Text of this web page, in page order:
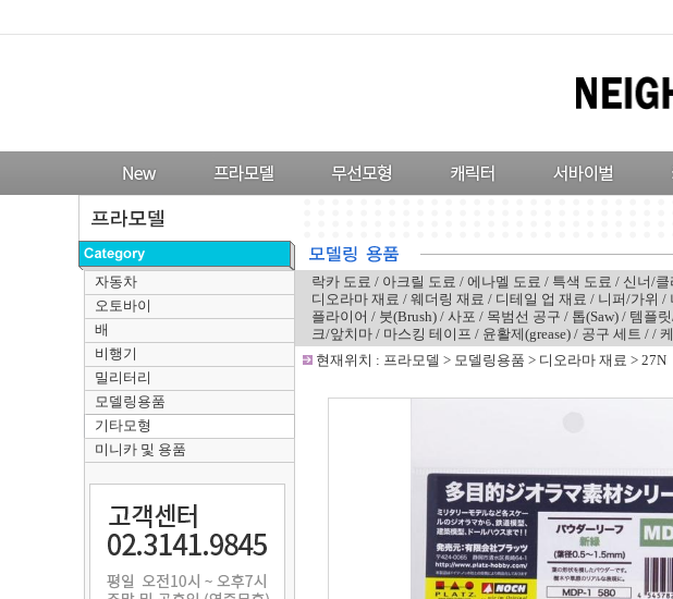
자동차
오토바이
배
비행기
밀리터리
모델링용품
기타모형
미니카 및 용품
락카 도료 / 아크릴 도료 / 에나멜 도료 / 특색 도료 / 신너/클
디오라마 재료 / 웨더링 재료 / 디테일 업 재료 / 니퍼/가위 /
플라이어 / 붓(Brush) / 사포 / 목범선 공구 / 톱(Saw) / 템플
크/앞치마 / 마스킹 테이프 / 윤활제(grease) / 공구 세트 / /
현재위치 : 프라모델 > 모델링용품 > 디오라마 재료 > 27N